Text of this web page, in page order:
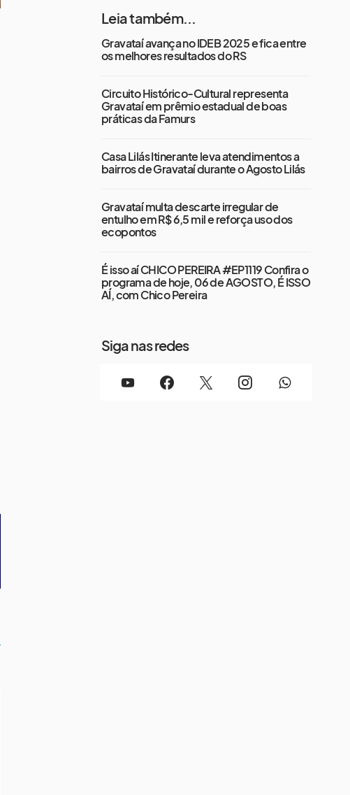
Leia também...
Gravataí avança no IDEB 2025 e fica entre
os melhores resultados do RS
Circuito Histórico-Cultural representa
Gravataí em prêmio estadual de boas
práticas da Famurs
Casa Lilás Itinerante leva atendimentos a
bairros de Gravataí durante o Agosto Lilás
Gravataí multa descarte irregular de
entulho em R$ 6,5 mil e reforça uso dos
ecopontos
É isso aí CHICO PEREIRA #EP1119 Confira o
programa de hoje, 06 de AGOSTO, É ISSO
AÍ, com Chico Pereira
Siga nas redes